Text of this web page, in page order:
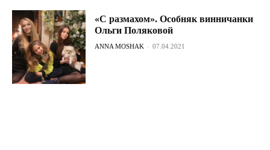
«С размахом». Особняк винничанки
Ольги Поляковой
ANNA MOSHAK - 07.04.2021